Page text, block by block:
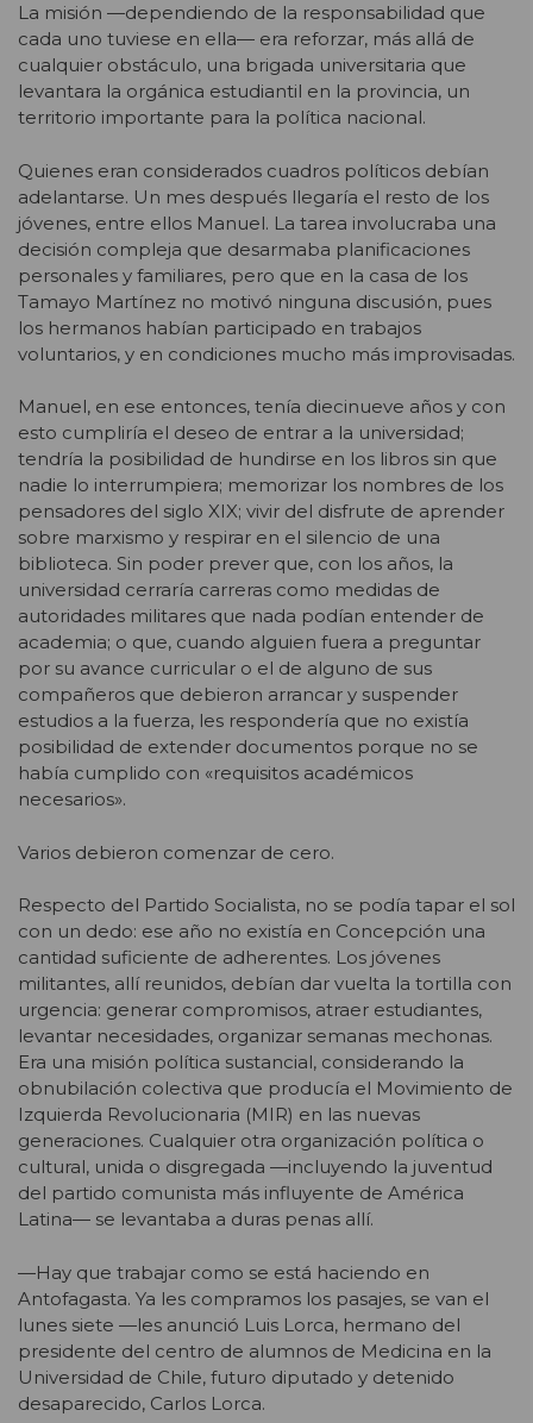
La misión —dependiendo de la responsabilidad que
cada uno tuviese en ella— era reforzar, más allá de
cualquier obstáculo, una brigada universitaria que
levantara la orgánica estudiantil en la provincia, un
territorio importante para la política nacional.
Quienes eran considerados cuadros políticos debían
adelantarse. Un mes después llegaría el resto de los
jóvenes, entre ellos Manuel. La tarea involucraba una
decisión compleja que desarmaba planificaciones
personales y familiares, pero que en la casa de los
Tamayo Martínez no motivó ninguna discusión, pues
los hermanos habían participado en trabajos
voluntarios, y en condiciones mucho más improvisadas.
Manuel, en ese entonces, tenía diecinueve años y con
esto cumpliría el deseo de entrar a la universidad;
tendría la posibilidad de hundirse en los libros sin que
nadie lo interrumpiera; memorizar los nombres de los
pensadores del siglo XIX; vivir del disfrute de aprender
sobre marxismo y respirar en el silencio de una
biblioteca. Sin poder prever que, con los años, la
universidad cerraría carreras como medidas de
autoridades militares que nada podían entender de
academia; o que, cuando alguien fuera a preguntar
por su avance curricular o el de alguno de sus
compañeros que debieron arrancar y suspender
estudios a la fuerza, les respondería que no existía
posibilidad de extender documentos porque no se
había cumplido con «requisitos académicos
necesarios».
Varios debieron comenzar de cero.
Respecto del Partido Socialista, no se podía tapar el sol
con un dedo: ese año no existía en Concepción una
cantidad suficiente de adherentes. Los jóvenes
militantes, allí reunidos, debían dar vuelta la tortilla con
urgencia: generar compromisos, atraer estudiantes,
levantar necesidades, organizar semanas mechonas.
Era una misión política sustancial, considerando la
obnubilación colectiva que producía el Movimiento de
Izquierda Revolucionaria (MIR) en las nuevas
generaciones. Cualquier otra organización política o
cultural, unida o disgregada —incluyendo la juventud
del partido comunista más influyente de América
Latina— se levantaba a duras penas allí.
—Hay que trabajar como se está haciendo en
Antofagasta. Ya les compramos los pasajes, se van el
lunes siete —les anunció Luis Lorca, hermano del
presidente del centro de alumnos de Medicina en la
Universidad de Chile, futuro diputado y detenido
desaparecido, Carlos Lorca.